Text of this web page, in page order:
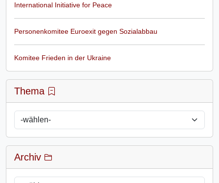
International Initiative for Peace
Personenkomitee Euroexit gegen Sozialabbau
Komitee Frieden in der Ukraine
Thema
Archiv